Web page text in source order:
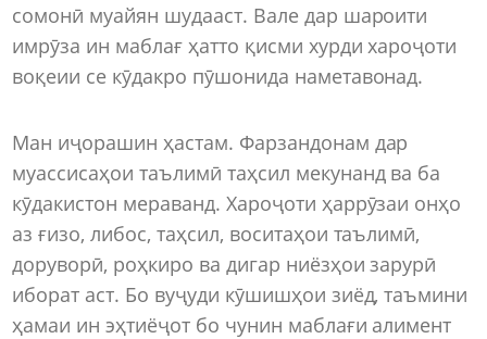
сомонӣ муайян шудааст. Вале дар шароити
имрӯза ин маблағ ҳатто қисми хурди хароҷоти
воқеии се кӯдакро пӯшонида наметавонад.
Ман иҷорашин ҳастам. Фарзандонам дар
муассисаҳои таълимӣ таҳсил мекунанд ва ба
кӯдакистон мераванд. Хароҷоти ҳаррӯзаи онҳо
аз ғизо, либос, таҳсил, воситаҳои таълимӣ,
доруворӣ, роҳкиро ва дигар ниёзҳои зарурӣ
иборат аст. Бо вуҷуди кӯшишҳои зиёд, таъмини
ҳамаи ин эҳтиёҷот бо чунин маблағи алимент